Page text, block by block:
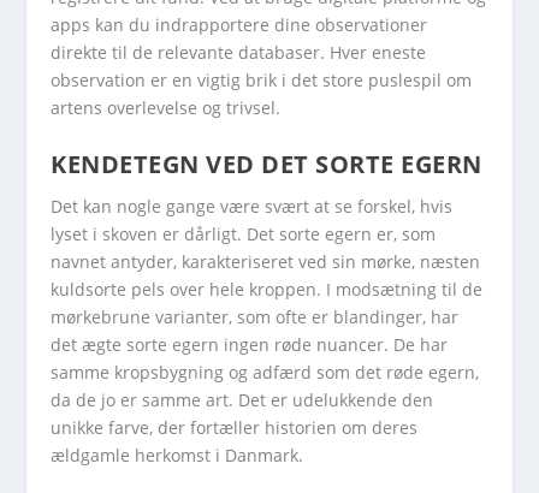
apps kan du indrapportere dine observationer
direkte til de relevante databaser. Hver eneste
observation er en vigtig brik i det store puslespil om
artens overlevelse og trivsel.
KENDETEGN VED DET SORTE EGERN
Det kan nogle gange være svært at se forskel, hvis
lyset i skoven er dårligt. Det sorte egern er, som
navnet antyder, karakteriseret ved sin mørke, næsten
kuldsorte pels over hele kroppen. I modsætning til de
mørkebrune varianter, som ofte er blandinger, har
det ægte sorte egern ingen røde nuancer. De har
samme kropsbygning og adfærd som det røde egern,
da de jo er samme art. Det er udelukkende den
unikke farve, der fortæller historien om deres
ældgamle herkomst i Danmark.